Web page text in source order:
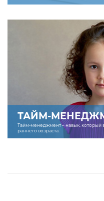
ТАЙМ-
Тайм-менеджмент – навык, который
раннего возраста.